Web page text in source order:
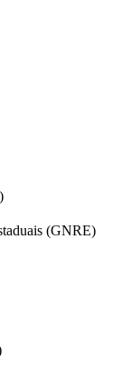
(GNRE)